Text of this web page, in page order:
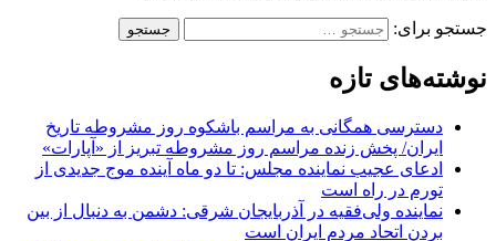
جستجو برای:
نوشته‌های تازه
دسترسی همگانی به مراسم باشکوه روز مشروطه تاریخ
ایران/ پخش زنده مراسم روز مشروطه تبریز از «آپارات»
ادعای عجیب نماینده مجلس: تا دو ماه آینده موج جدیدی از
تورم در راه است
نماینده ولی‌فقیه در آذربایجان شرقی: دشمن به دنبال از بین
بردن اتحاد مردم ایران است